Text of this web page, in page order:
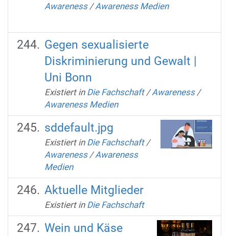
Awareness /Awareness Medien
Gegen sexualisierte
Diskriminierung und Gewalt |
Uni Bonn
Existiert in Die Fachschaft /Awareness /
Awareness Medien
sddefault.jpg
Existiert in Die Fachschaft /
Awareness /Awareness
Medien
Aktuelle Mitglieder
Existiert in Die Fachschaft
Wein und Käse